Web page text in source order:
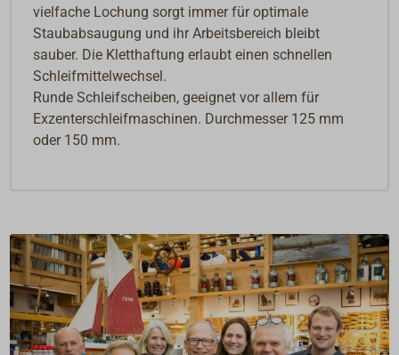
vielfache Lochung sorgt immer für optimale
Staubabsaugung und ihr Arbeitsbereich bleibt
sauber. Die Kletthaftung erlaubt einen schnellen
Schleifmittelwechsel.
Runde Schleifscheiben, geeignet vor allem für
Exzenterschleifmaschinen. Durchmesser 125 mm
oder 150 mm.